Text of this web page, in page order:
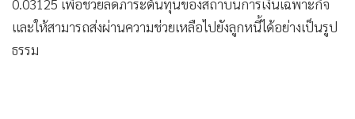
และให้สามารถส่งผ่านความช่วยเหลือไปยังลูกหนี้ได้อย่างเป็นรูป
ธรรม